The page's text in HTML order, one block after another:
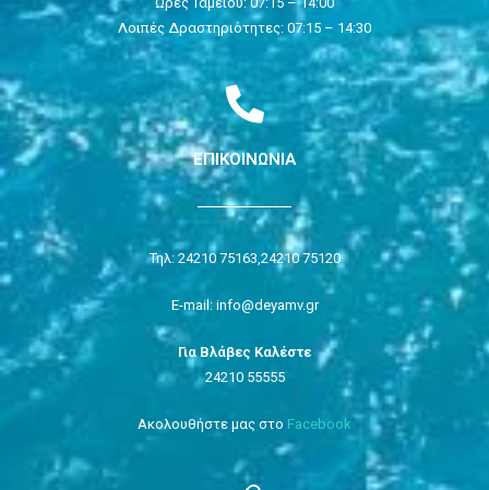
Λοιπές Δραστηριότητες: 07:15 – 14:30
ΕΠΙΚΟΙΝΩΝΙΑ
Τηλ: 24210 75163, 24210 75120
E-mail: info@deyamv.gr
Για Βλάβες Καλέστε
24210 55555
Ακολουθήστε μας στο Facebook